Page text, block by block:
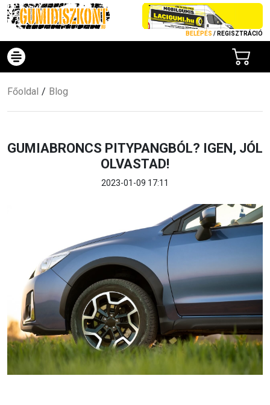
BELÉPÉS / REGISZTRÁCIÓ
Főoldal Blog
GUMIABRONCS PITYPANGBÓL? IGEN, JÓL
OLVASTAD!
2023-01-09 17:11